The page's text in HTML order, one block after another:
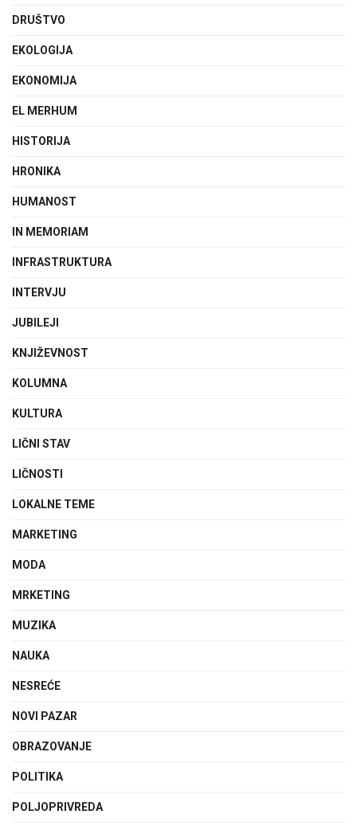
DRUŠTVO
EKOLOGIJA
EKONOMIJA
EL MERHUM
HISTORIJA
HRONIKA
HUMANOST
IN MEMORIAM
INFRASTRUKTURA
INTERVJU
JUBILEJI
KNJIŽEVNOST
KOLUMNA
KULTURA
LIČNI STAV
LIČNOSTI
LOKALNE TEME
MARKETING
MODA
MRKETING
MUZIKA
NAUKA
NESREĆE
NOVI PAZAR
OBRAZOVANJE
POLITIKA
POLJOPRIVREDA